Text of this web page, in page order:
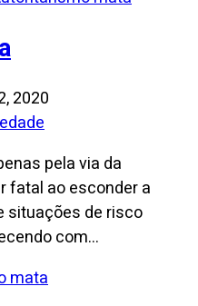
2020
pela via da
fatal ao esconder a
situações de risco
com…
mata